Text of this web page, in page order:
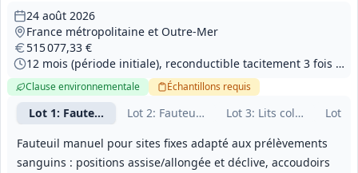
Lot 1: Fauteuils manuels sites fixes
Lot 2: Fauteuils électriques sites fixes
Lot 3: Lits collectesLot
Fauteuil manuel pour sites fixes adapté aux prélèvements
sanguins : positions assise/allongée et déclive, accoudoirs
24 août 2026
France métropolitaine et Outre‑Mer
515 077,33 €
12 mois (période initiale), reconductible tacitement 3 fois pour atteindre 48 mois au total
Clause environnementale Échantillons requis